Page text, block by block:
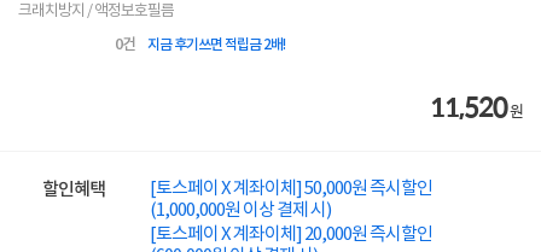
크래치방지 / 액정보호필름
0건 지금 후기쓰면 적립금 2배!
11,520원
할인혜택
[토스페이 X 계좌이체] 50,000원 즉시할인
(1,000,000원 이상 결제 시)
[토스페이 X 계좌이체] 20,000원 즉시할인